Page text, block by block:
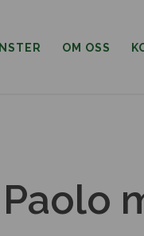
OM OSS
Paolo